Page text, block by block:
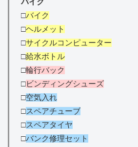
バイク
□バイク
□ヘルメット
□サイクルコンピューター
□給水ボトル
□輪行バック
□ビンディングシューズ
□空気入れ
□スペアチューブ
□スペアタイヤ
□バンク修理セット